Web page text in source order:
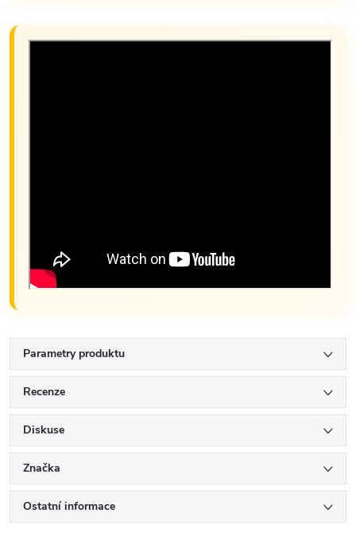
Parametry produktu
Recenze
Diskuse
Značka
Ostatní informace